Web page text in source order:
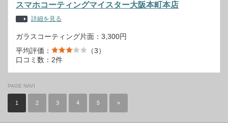
スマホコーティングマイスター大阪本町本店
詳細を見る
ガラスコーティング片面：3,300円
平均評価：
（3）
口コミ数：2件
PAGE NAVI
1 2 3 4 5 »